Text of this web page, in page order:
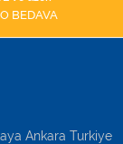
BEDAVA
Ankara Turkiye